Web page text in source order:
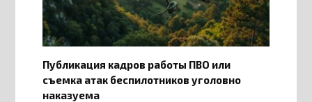
Публикация кадров работы ПВО или
съемка атак беспилотников уголовно
наказуема